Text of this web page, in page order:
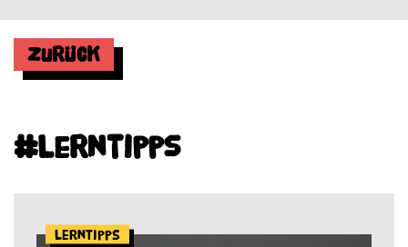
Zurück
#Lerntipps
Lerntipps